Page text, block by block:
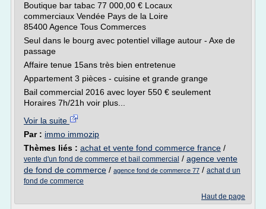
Boutique bar tabac 77 000,00 € Locaux
commerciaux Vendée Pays de la Loire
85400 Agence Tous Commerces
Seul dans le bourg avec potentiel village autour - Axe de
passage
Affaire tenue 15ans très bien entretenue
Appartement 3 pièces - cuisine et grande grange
Bail commercial 2016 avec loyer 550 € seulement
Horaires 7h/21h voir plus...
Voir la suite
Par : immo immozip
Thèmes liés : achat et vente fond commerce france /
vente d'un fond de commerce et bail commercial / agence vente
de fond de commerce / agence fond de commerce 77 / achat d un
fond de commerce
Haut de page